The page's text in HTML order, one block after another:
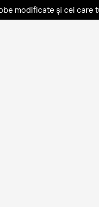
modificate și cei care